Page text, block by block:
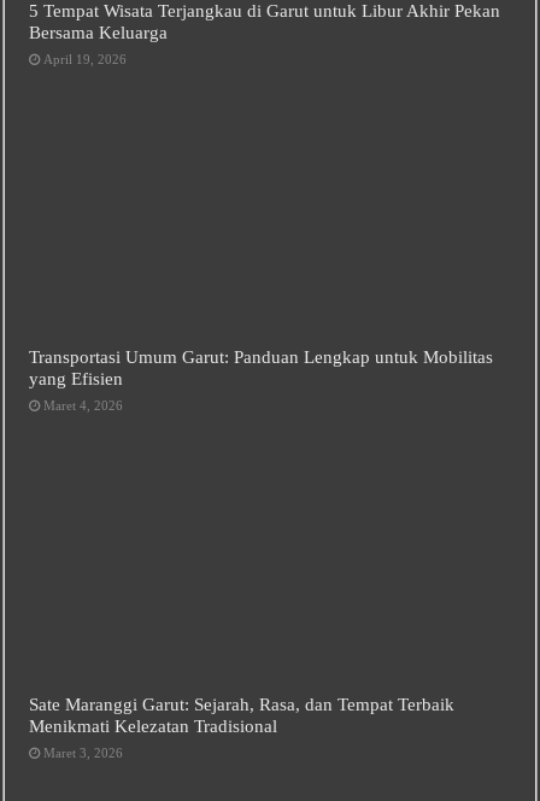
5 Tempat Wisata Terjangkau di Garut untuk Libur Akhir Pekan
Bersama Keluarga
April 19, 2026
Transportasi Umum Garut: Panduan Lengkap untuk Mobilitas
yang Efisien
Maret 4, 2026
Sate Maranggi Garut: Sejarah, Rasa, dan Tempat Terbaik
Menikmati Kelezatan Tradisional
Maret 3, 2026